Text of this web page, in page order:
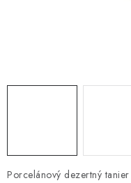
VŠETKY PRODUKTY
Porcelánový dezertný